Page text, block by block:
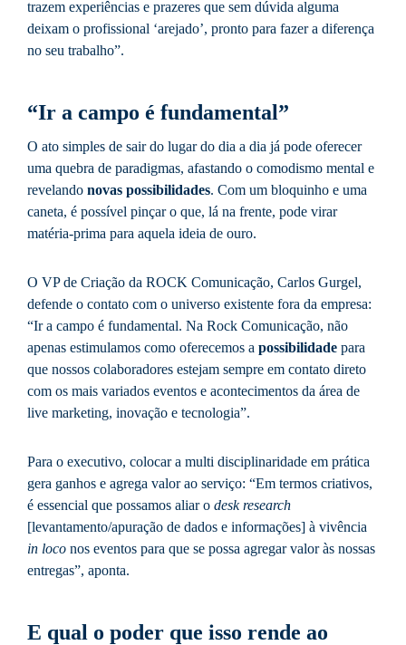
trazem experiências e prazeres que sem dúvida alguma
deixam o profissional ‘arejado’, pronto para fazer a diferença
no seu trabalho”.
“Ir a campo é fundamental”
O ato simples de sair do lugar do dia a dia já pode oferecer
uma quebra de paradigmas, afastando o comodismo mental e
revelando novas possibilidades. Com um bloquinho e uma
caneta, é possível pinçar o que, lá na frente, pode virar
matéria-prima para aquela ideia de ouro.
O VP de Criação da ROCK Comunicação, Carlos Gurgel,
defende o contato com o universo existente fora da empresa:
“Ir a campo é fundamental. Na Rock Comunicação, não
apenas estimulamos como oferecemos a possibilidade para
que nossos colaboradores estejam sempre em contato direto
com os mais variados eventos e acontecimentos da área de
live marketing, inovação e tecnologia”.
Para o executivo, colocar a multi disciplinaridade em prática
gera ganhos e agrega valor ao serviço: “Em termos criativos,
é essencial que possamos aliar o desk research
[levantamento/apuração de dados e informações] à vivência
in loco nos eventos para que se possa agregar valor às nossas
entregas”, aponta.
E qual o poder que isso rende ao